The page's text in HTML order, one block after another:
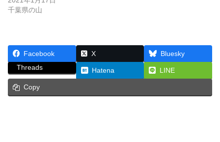
千葉県の山
Facebook X
Bluesky
Threads
Hatena LINE
Copy